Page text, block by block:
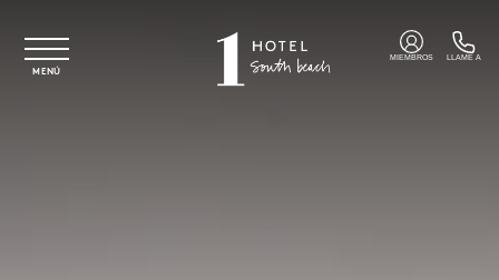
MENÚ
MIEMBROS LLAME A